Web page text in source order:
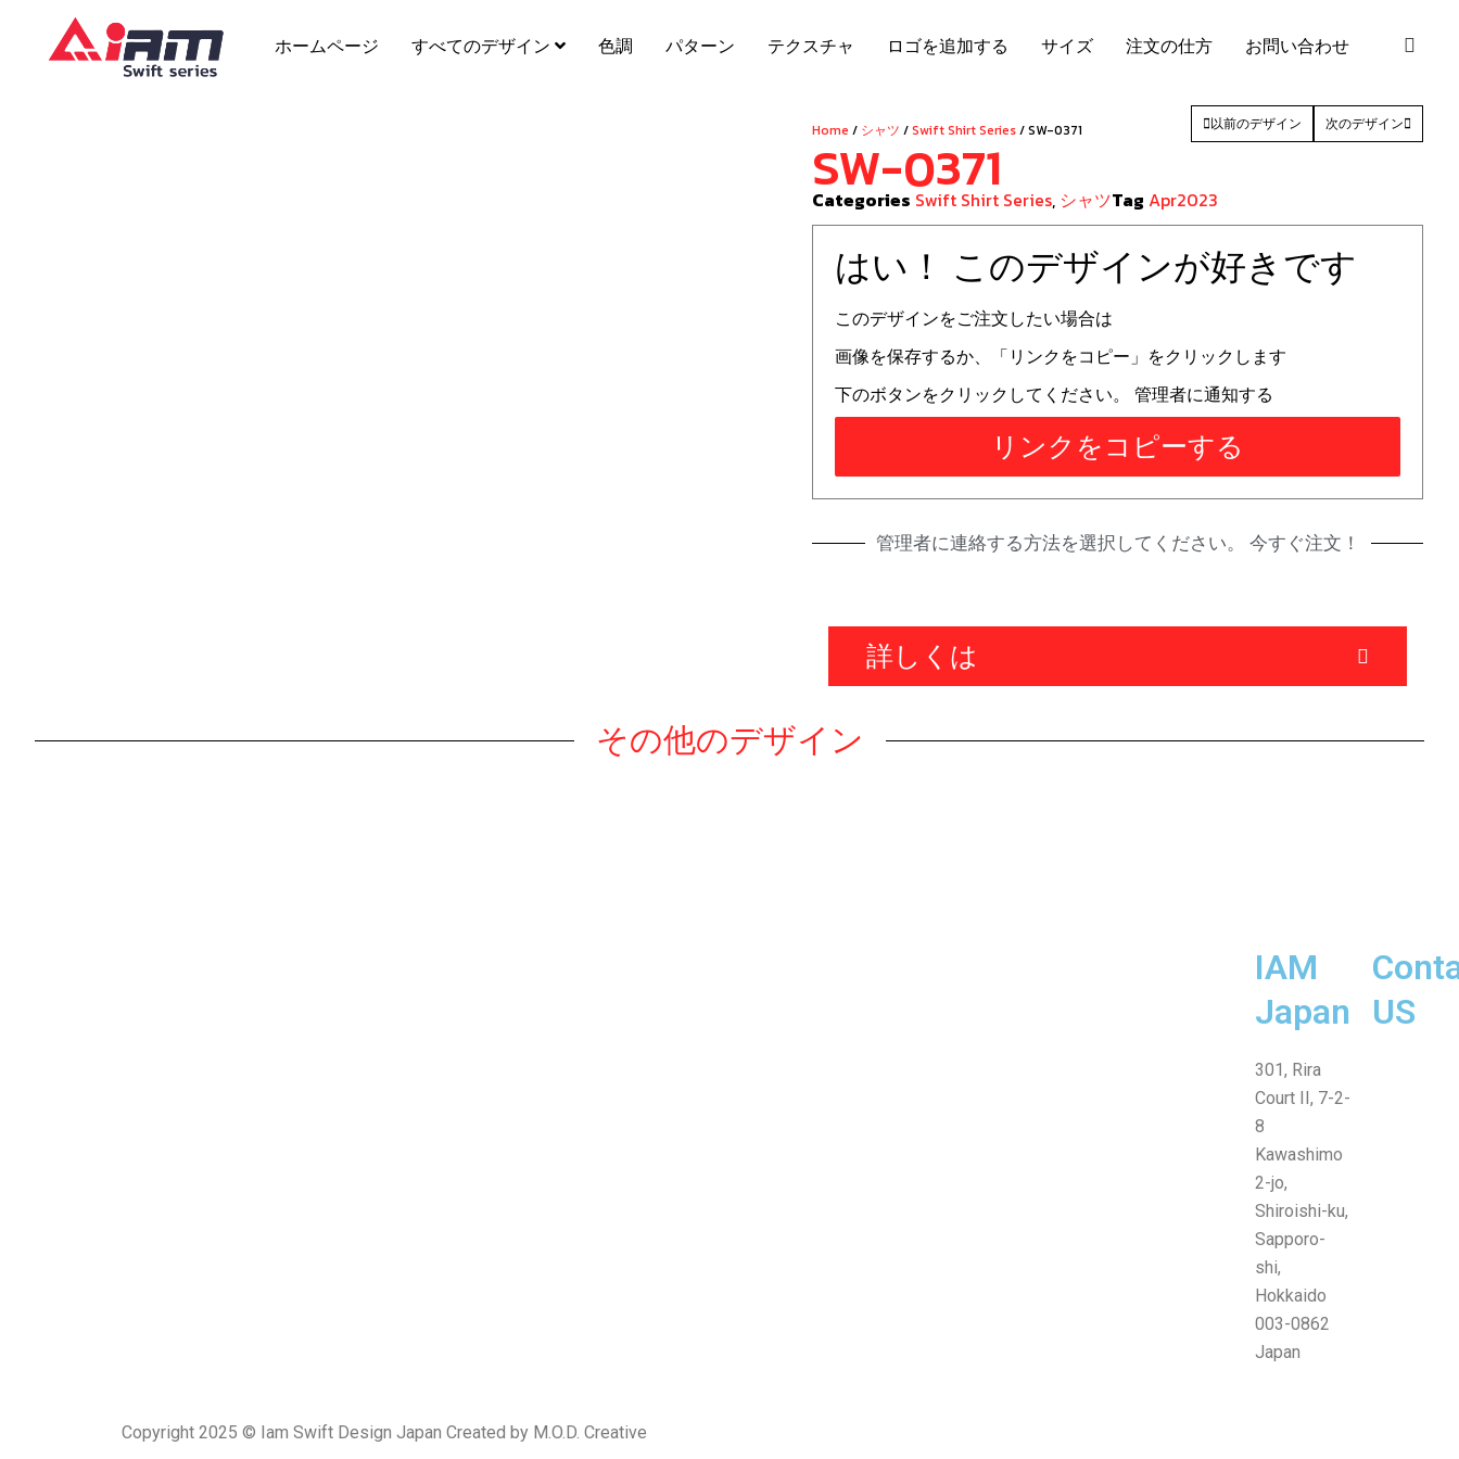
ホームページ すべてのデザイン 色調 パターン テクスチャ ロゴを追加する サイズ 注文の仕方 お問い合わせ
Home / シャツ /Swift Shirt Series/ SW-0371 以前のデザイン 次のデザイン
SW-0371
Categories Swift Shirt Series, シャツTag Apr2023
はい！ このデザインが好きです
このデザインをご注文したい場合は
画像を保存するか、「リンクをコピー」をクリックします
下のボタンをクリックしてください。 管理者に通知する
リンクをコピーする
管理者に連絡する方法を選択してください。 今すぐ注文！
詳しくは
その他のデザイン
IAM
Japan
301, Rira
Court II, 7-2-
8
Kawashimo
2-jo,
Shiroishi-ku,
Sapporo-
shi,
Hokkaido
003-0862
Japan
US
Copyright 2025 © Iam Swift Design Japan Created by M.O.D. Creative